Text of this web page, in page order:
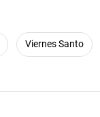
Viernes Santo